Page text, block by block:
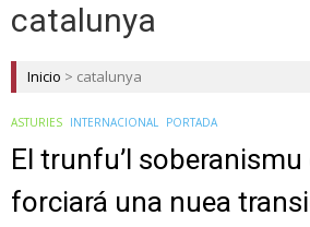
catalunya
Inicio > catalunya
ASTURIES INTERNACIONAL PORTADA
El trunfu’l
forciará una nuea